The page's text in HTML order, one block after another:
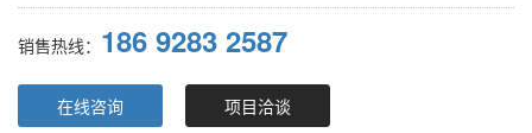
销售热线： 186 9283 2587
在线咨询 项目洽谈